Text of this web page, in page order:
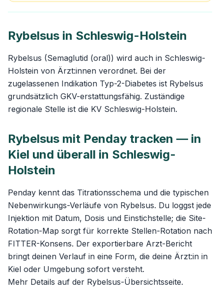
Rybelsus in Schleswig-Holstein
Rybelsus (Semaglutid (oral)) wird auch in Schleswig-
Holstein von Ärzt:innen verordnet. Bei der
zugelassenen Indikation Typ-2-Diabetes ist Rybelsus
grundsätzlich GKV-erstattungsfähig. Zuständige
regionale Stelle ist die KV Schleswig-Holstein.
Rybelsus mit Penday tracken — in
Kiel und überall in Schleswig-
Holstein
Penday kennt das Titrationsschema und die typischen
Nebenwirkungs-Verläufe von Rybelsus. Du loggst jede
Injektion mit Datum, Dosis und Einstichstelle; die Site-
Rotation-Map sorgt für korrekte Stellen-Rotation nach
FITTER-Konsens. Der exportierbare Arzt-Bericht
bringt deinen Verlauf in eine Form, die deine Ärzt:in in
Kiel oder Umgebung sofort versteht.
Mehr Details auf der Rybelsus-Übersichtsseite.